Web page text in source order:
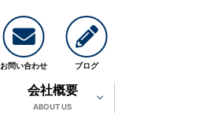
お問い合わせ ブログ
会社概要
ABOUT US